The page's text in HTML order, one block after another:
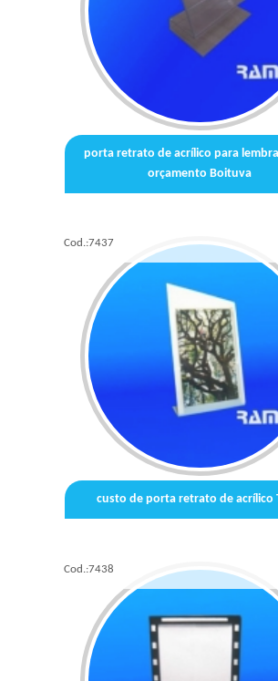
porta retrato de acrílico para
orçamento Boituva
Cod.:7437
custo de porta retrato de acrílico
Cod.:7438